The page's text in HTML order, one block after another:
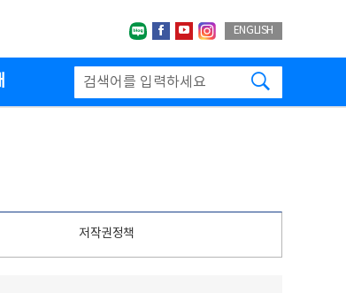
네이버블로그
페이스북
유투브인스타그랩
ENGLISH
저작권정책